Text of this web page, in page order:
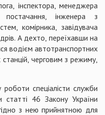
інспектора, менеджера
інженера з
комірника, завідувача
А дехто, переїхавши на
водієм автотранспортних
черговим з режиму,
спеціалісти служби
статті 46 Закону України
з нею прийнятною для